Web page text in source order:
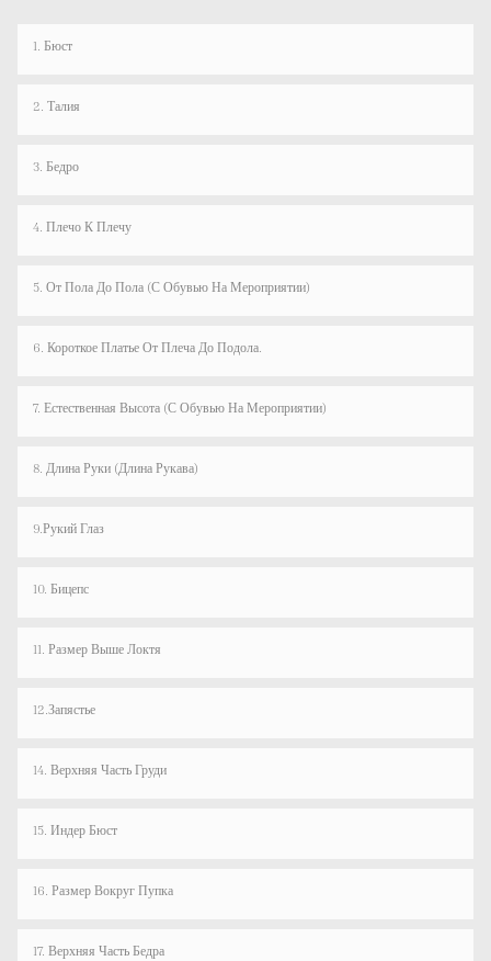
1. Бюст
2. Талия
3. Бедро
4. Плечо К Плечу
5. От Пола До Пола (с Обувью На Мероприятии)
6. Короткое Платье От Плеча До Подола.
7. Естественная Высота (с Обувью На Мероприятии)
8. Длина Руки (длина Рукава)
9.Рукий Глаз
10. Бицепс
11. Размер Выше Локтя
12.Запястье
14. Верхняя Часть Груди
15. Индер Бюст
16. Размер Вокруг Пупка
17. Верхняя Часть Бедра